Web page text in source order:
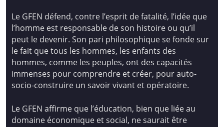
Le GFEN défend, contre l’esprit de fatalité, l’idée que
l’homme est responsable de son histoire ou qu’il
peut le devenir. Son pari philosophique se fonde sur
le fait que tous les hommes, les enfants des
hommes, comme les peuples, ont des capacités
immenses pour comprendre et créer, pour auto-
socio-construire un savoir vivant et opératoire.
Le GFEN affirme que l’éducation, bien que liée au
domaine économique et social, ne saurait être